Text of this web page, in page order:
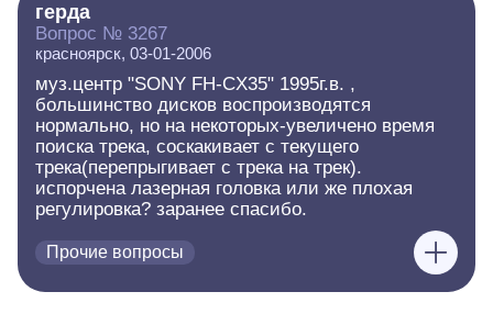
герда
Вопрос № 3267
красноярск, 03-01-2006
муз.центр "SONY FH-CX35" 1995г.в. ,
большинство дисков воспроизводятся
нормально, но на некоторых-увеличено время
поиска трека, соскакивает с текущего
трека(перепрыгивает с трека на трек).
испорчена лазерная головка или же плохая
регулировка? заранее спасибо.
Прочие вопросы